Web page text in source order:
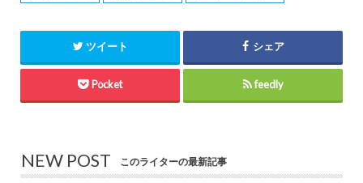
ツイート シェア
Pocket feedly
NEW POST このライターの最新記事